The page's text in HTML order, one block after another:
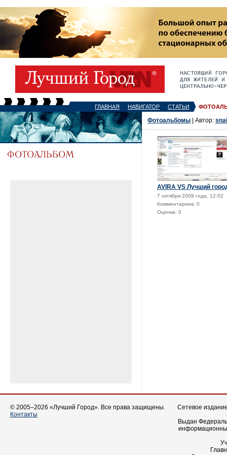
ГЛАВНАЯ НАВИГАТОР СТАТЬИ
Фотоальбомы | Автор:
AVIRA VS Лучший
7 октября 2009 года, 12:02
Комментариев: 0
Оценка: 0
© 2005–2026 «Лучший Город». Все права защищены.
Контакты
Сетевое
Выдан